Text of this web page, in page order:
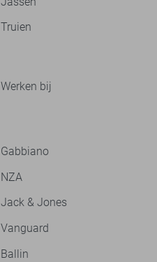
Truien
Werken bij
Gabbiano
NZA
Jack & Jones
Vanguard
Ballin